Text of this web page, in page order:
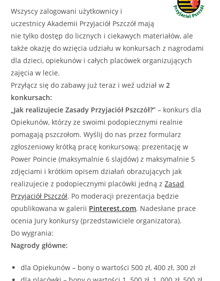
Wszyscy zalogowani użytkownicy i
uczestnicy Akademii Przyjaciół Pszczół mają
nie tylko dostęp do licznych i ciekawych materiałów, ale
także okazję do wzięcia udziału w konkursach z nagrodami
dla dzieci, opiekunów i całych placówek organizujących
zajęcia w lecie.
Przyłącz się do zabawy już teraz i weź udział w2
konkursach:
„Jak realizujecie Zasady Przyjaciół Pszczół?” – konkurs dla
Opiekunów, którzy ze swoimi podopiecznymi realnie
pomagają pszczołom. Wyślij do nas przez formularz
zgłoszeniowy krótką pracę konkursową: prezentację w
Power Poincie (maksymalnie 6 slajdów) z maksymalnie 5
zdjęciami i krótkim opisem działań obrazujących jak
realizujecie z podopiecznymi placówki jedną zZasad
Przyjaciół Pszczół. Po moderacji prezentacja będzie
opublikowana w galerii Pinterest.com. Nadesłane prace
ocenia Jury konkursy (przedstawiciele organizatora).
Do wygrania:
Nagrody główne:
dla Opiekunów – bony o wartości 500 zł, 400 zł, 300 zł